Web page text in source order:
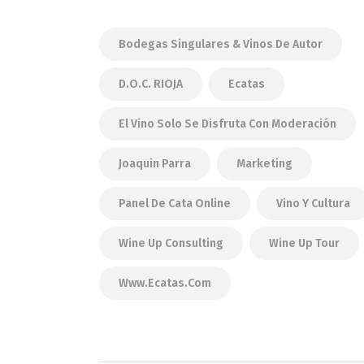
Bodegas Singulares & Vinos De Autor
D.O.C. RIOJA Ecatas
El Vino Solo Se Disfruta Con Moderación
Joaquin Parra Marketing
Panel De Cata Online Vino Y Cultura
Wine Up Consulting Wine Up Tour
Www.ecatas.com